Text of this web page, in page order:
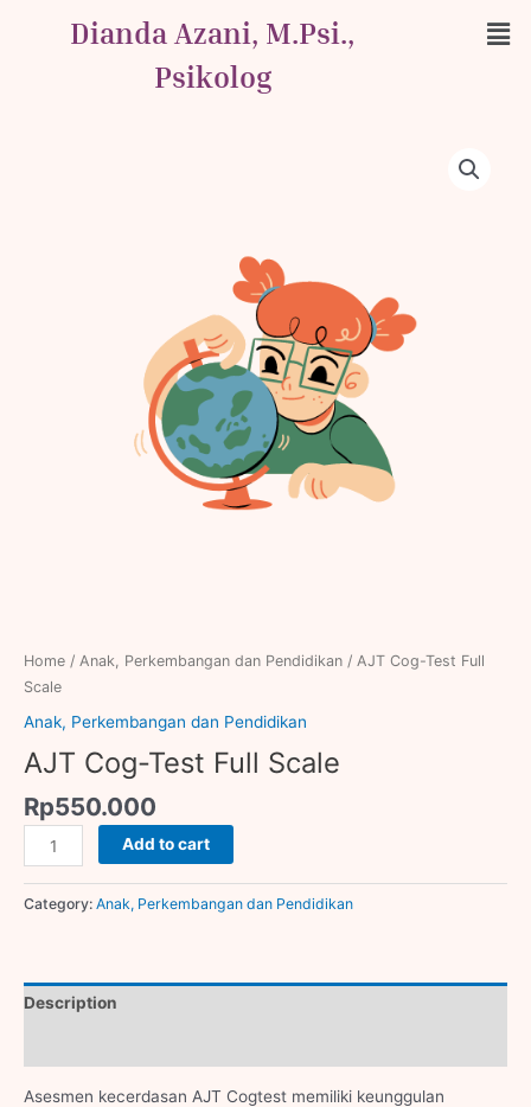
Dianda Azani, M.Psi.,
Psikolog
Home / Anak, Perkembangan dan Pendidikan / AJT Cog-Test Full
Scale
Anak, Perkembangan dan Pendidikan
AJT Cog-Test Full Scale
Rp550.000
Add to cart
Category: Anak, Perkembangan dan Pendidikan
Description
Asesmen kecerdasan AJT Cogtest memiliki keunggulan